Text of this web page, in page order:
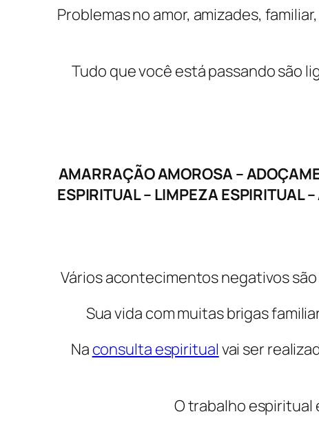
Problemas no amor, amizades,
Tudo que você está passando são
AMARRAÇÃO AMOROSA –
ESPIRITUAL – LIMPEZA ESPIRITUAL
Vários acontecimentos negativos
Sua vida com muitas brigas
Na consulta espiritual vai ser
O trabalho espiritual